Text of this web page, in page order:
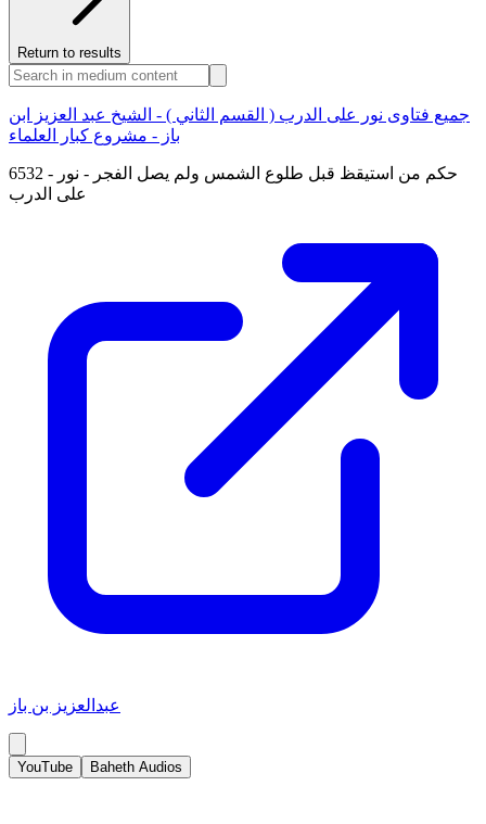
Return to results
جميع فتاوى نور على الدرب ( القسم الثاني ) - الشيخ عبد العزيز ابن
باز - مشروع كبار العلماء
6532 - حكم من استيقظ قبل طلوع الشمس ولم يصل الفجر - نور
على الدرب
عبدالعزيز بن باز
YouTube Baheth Audios